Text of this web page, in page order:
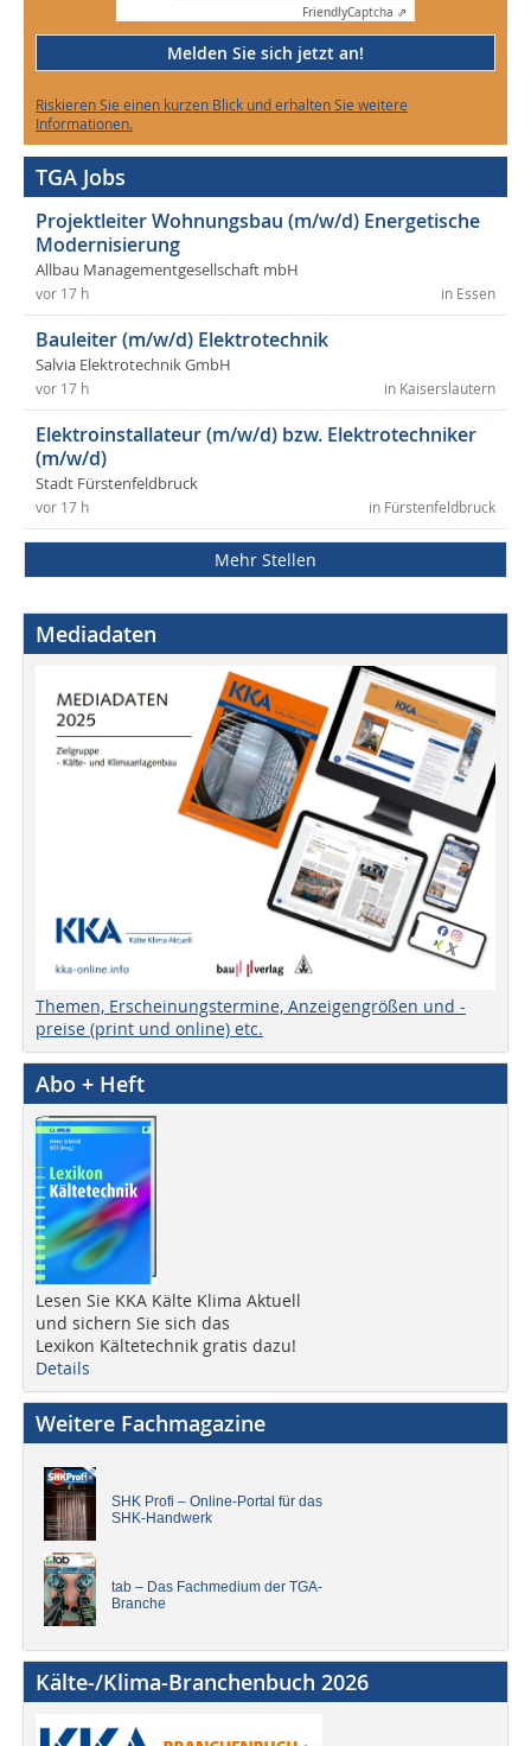
FriendlyCaptcha ⇗
Melden Sie sich jetzt an!
Riskieren Sie einen kurzen Blick und erhalten Sie weitere
Informationen.
TGA Jobs
Projektleiter Wohnungsbau (m/w/d) Energetische
Modernisierung
Allbau Managementgesellschaft mbH
in Essen
vor 17 h
Bauleiter (m/w/d) Elektrotechnik
Salvia Elektrotechnik GmbH
in Kaiserslautern
vor 17 h
Elektroinstallateur (m/w/d) bzw. Elektrotechniker
(m/w/d)
Stadt Fürstenfeldbruck
in Fürstenfeldbruck
vor 17 h
Mehr Stellen
Mediadaten
Themen, Erscheinungstermine, Anzeigengrößen und -
preise (print und online) etc.
Abo + Heft
Lesen Sie KKA Kälte Klima Aktuell
und sichern Sie sich das
Lexikon Kältetechnik gratis dazu!
Details
Weitere Fachmagazine
SHK Profi – Online-Portal für das
SHK-Handwerk
tab – Das Fachmedium der TGA-
Branche
Kälte-/Klima-Branchenbuch 2026